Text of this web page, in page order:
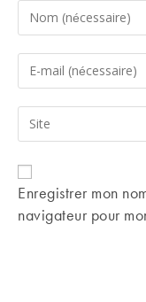
Enter
your
name
comment
Enter
your
email
address
comment
Saisir
l’URL
de
votre
(facultatif)
Enregistrer mon
navigateur pour